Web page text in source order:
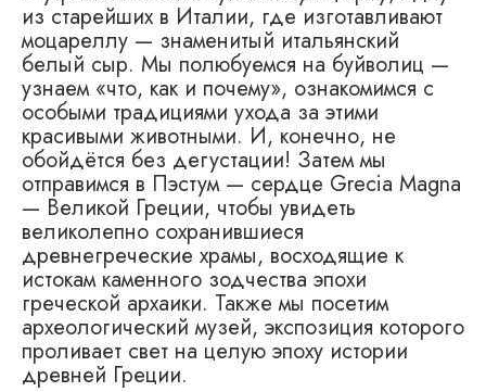
из старейших в Италии, где изготавливают
моцареллу — знаменитый итальянский
белый сыр. Мы полюбуемся на буйволиц —
узнаем «что, как и почему», ознакомимся с
особыми традициями ухода за этими
красивыми животными. И, конечно, не
обойдётся без дегустации! Затем мы
отправимся в Пэстум — сердце Grecia Magna
— Великой Греции, чтобы увидеть
великолепно сохранившиеся
древнегреческие храмы, восходящие к
истокам каменного зодчества эпохи
греческой архаики. Также мы посетим
археологический музей, экспозиция которого
проливает свет на целую эпоху истории
древней Греции.